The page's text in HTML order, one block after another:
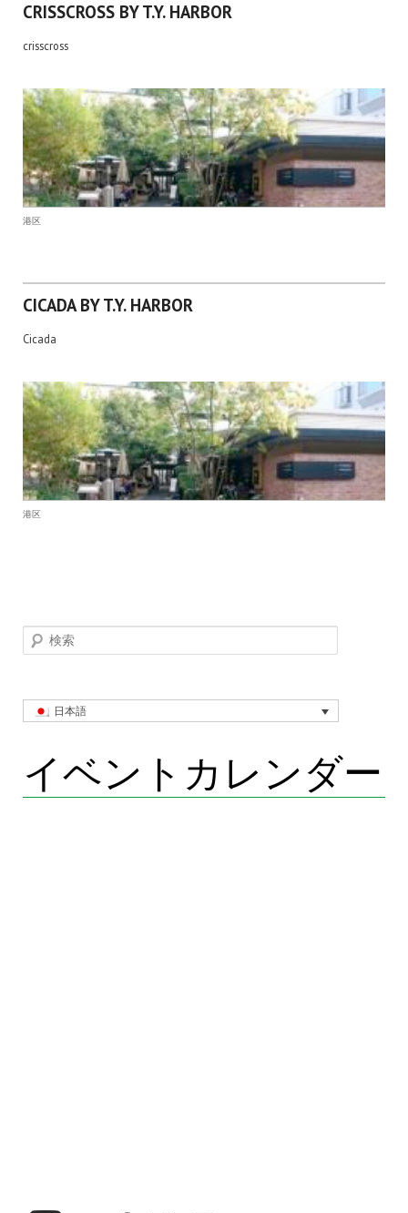
CRISSCROSS BY T.Y. HARBOR
crisscross
港区
CICADA BY T.Y. HARBOR
Cicada
港区
検索
日本語
イベントカレンダー